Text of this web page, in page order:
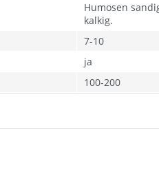
Humosen
kalkig.
7-10
ja
100-200